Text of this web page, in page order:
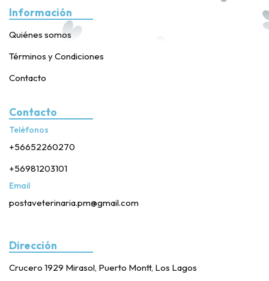
Información
Quiénes somos
Términos y Condiciones
Contacto
Contacto
Teléfonos
+56652260270
+56981203101
Email
postaveterinaria.pm@gmail.com
Dirección
Crucero 1929 Mirasol, Puerto Montt, Los Lagos